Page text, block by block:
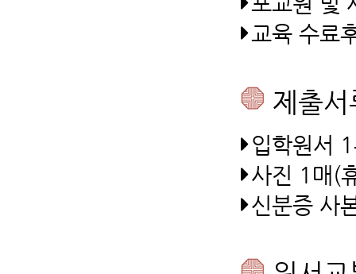
교육 수료
제출서
입학원서
사진 1매(
신분증 사